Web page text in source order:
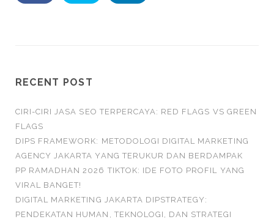
RECENT POST
CIRI-CIRI JASA SEO TERPERCAYA: RED FLAGS VS GREEN
FLAGS
DIPS FRAMEWORK: METODOLOGI DIGITAL MARKETING
AGENCY JAKARTA YANG TERUKUR DAN BERDAMPAK
PP RAMADHAN 2026 TIKTOK: IDE FOTO PROFIL YANG
VIRAL BANGET!
DIGITAL MARKETING JAKARTA DIPSTRATEGY:
PENDEKATAN HUMAN, TEKNOLOGI, DAN STRATEGI